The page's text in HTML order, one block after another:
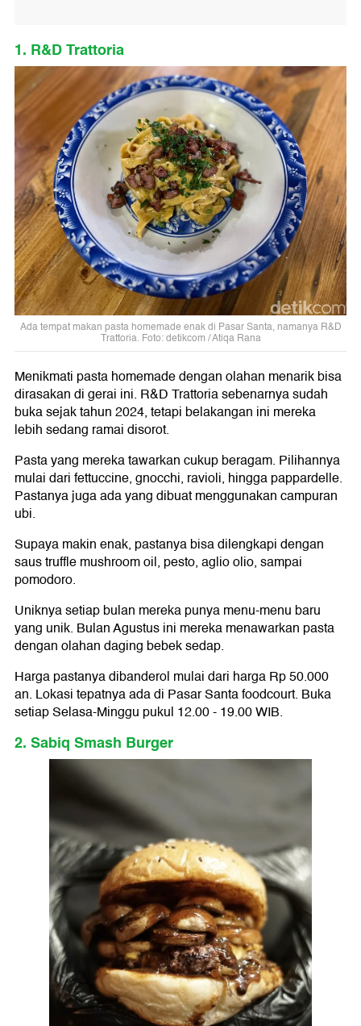
1. R&D Trattoria
Ada tempat makan pasta homemade enak di Pasar Santa, namanya R&D
Trattoria. Foto: detikcom / Atiqa Rana
Menikmati pasta homemade dengan olahan menarik bisa
dirasakan di gerai ini. R&D Trattoria sebenarnya sudah
buka sejak tahun 2024, tetapi belakangan ini mereka
lebih sedang ramai disorot.
Pasta yang mereka tawarkan cukup beragam. Pilihannya
mulai dari fettuccine, gnocchi, ravioli, hingga pappardelle.
Pastanya juga ada yang dibuat menggunakan campuran
ubi.
Supaya makin enak, pastanya bisa dilengkapi dengan
saus truffle mushroom oil, pesto, aglio olio, sampai
pomodoro.
Uniknya setiap bulan mereka punya menu-menu baru
yang unik. Bulan Agustus ini mereka menawarkan pasta
dengan olahan daging bebek sedap.
Harga pastanya dibanderol mulai dari harga Rp 50.000
an. Lokasi tepatnya ada di Pasar Santa foodcourt. Buka
setiap Selasa-Minggu pukul 12.00 - 19.00 WIB.
2. Sabiq Smash Burger